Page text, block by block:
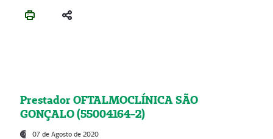
Prestador OFTALMOCLÍNICA SÃO
GONÇALO (55004164-2)
07 de Agosto de 2020